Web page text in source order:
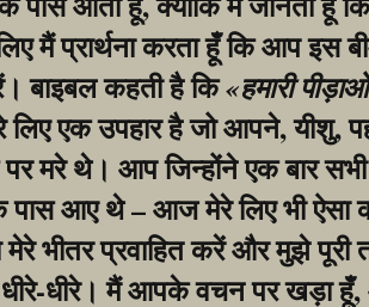
मैं प्रार्थना करता हूँ कि आप इस
बाइबल कहती है कि «हमारी
लिए एक उपहार है जो आपने, यीशु,
मरे थे। आप जिन्होंने एक बार सभी
आए थे – आज मेरे लिए भी ऐसा
भीतर प्रवाहित करें और मुझे पूरी
धीरे-धीरे। मैं आपके वचन पर खड़ा